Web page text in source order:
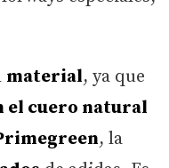
material, ya que
el cuero natural
, la